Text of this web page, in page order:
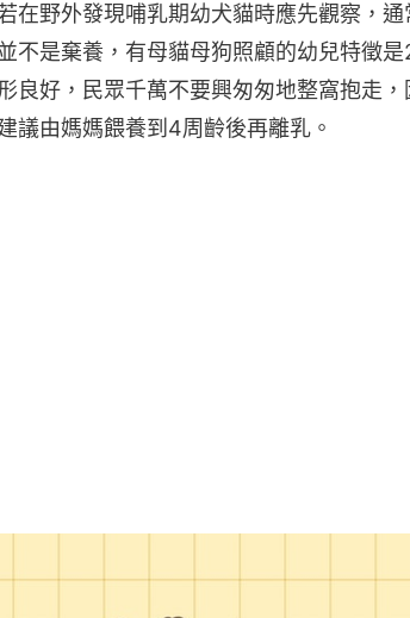
在野外發現哺乳期幼犬貓時應先觀察，通
不是棄養，有母貓母狗照顧的幼兒特徵是
良好，民眾千萬不要興匆匆地整窩抱走，
議由媽媽餵養到4周齡後再離乳。